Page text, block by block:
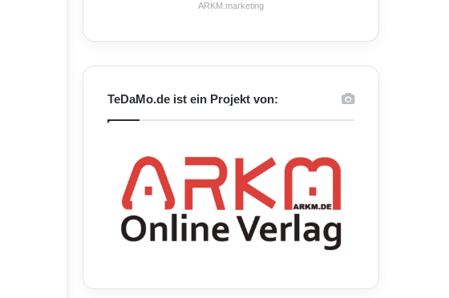
ARKM.marketing
TeDaMo.de ist ein Projekt von: